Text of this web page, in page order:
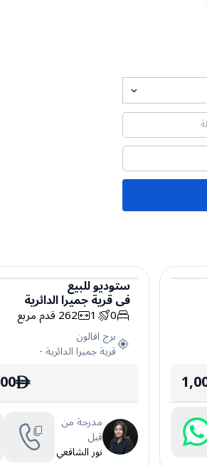
ستوديو
ستوديوللبيع
فيقرية جميرا الدائرية
0
1
262قدم مربع
برج افالون
قرية جميرا الدائرية -
ê
مدرجة من
قبل
نور الشافعي